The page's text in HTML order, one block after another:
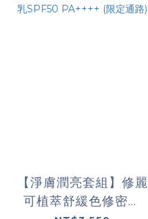
【淨膚潤亮套組】修麗
可植萃舒緩色修密霧